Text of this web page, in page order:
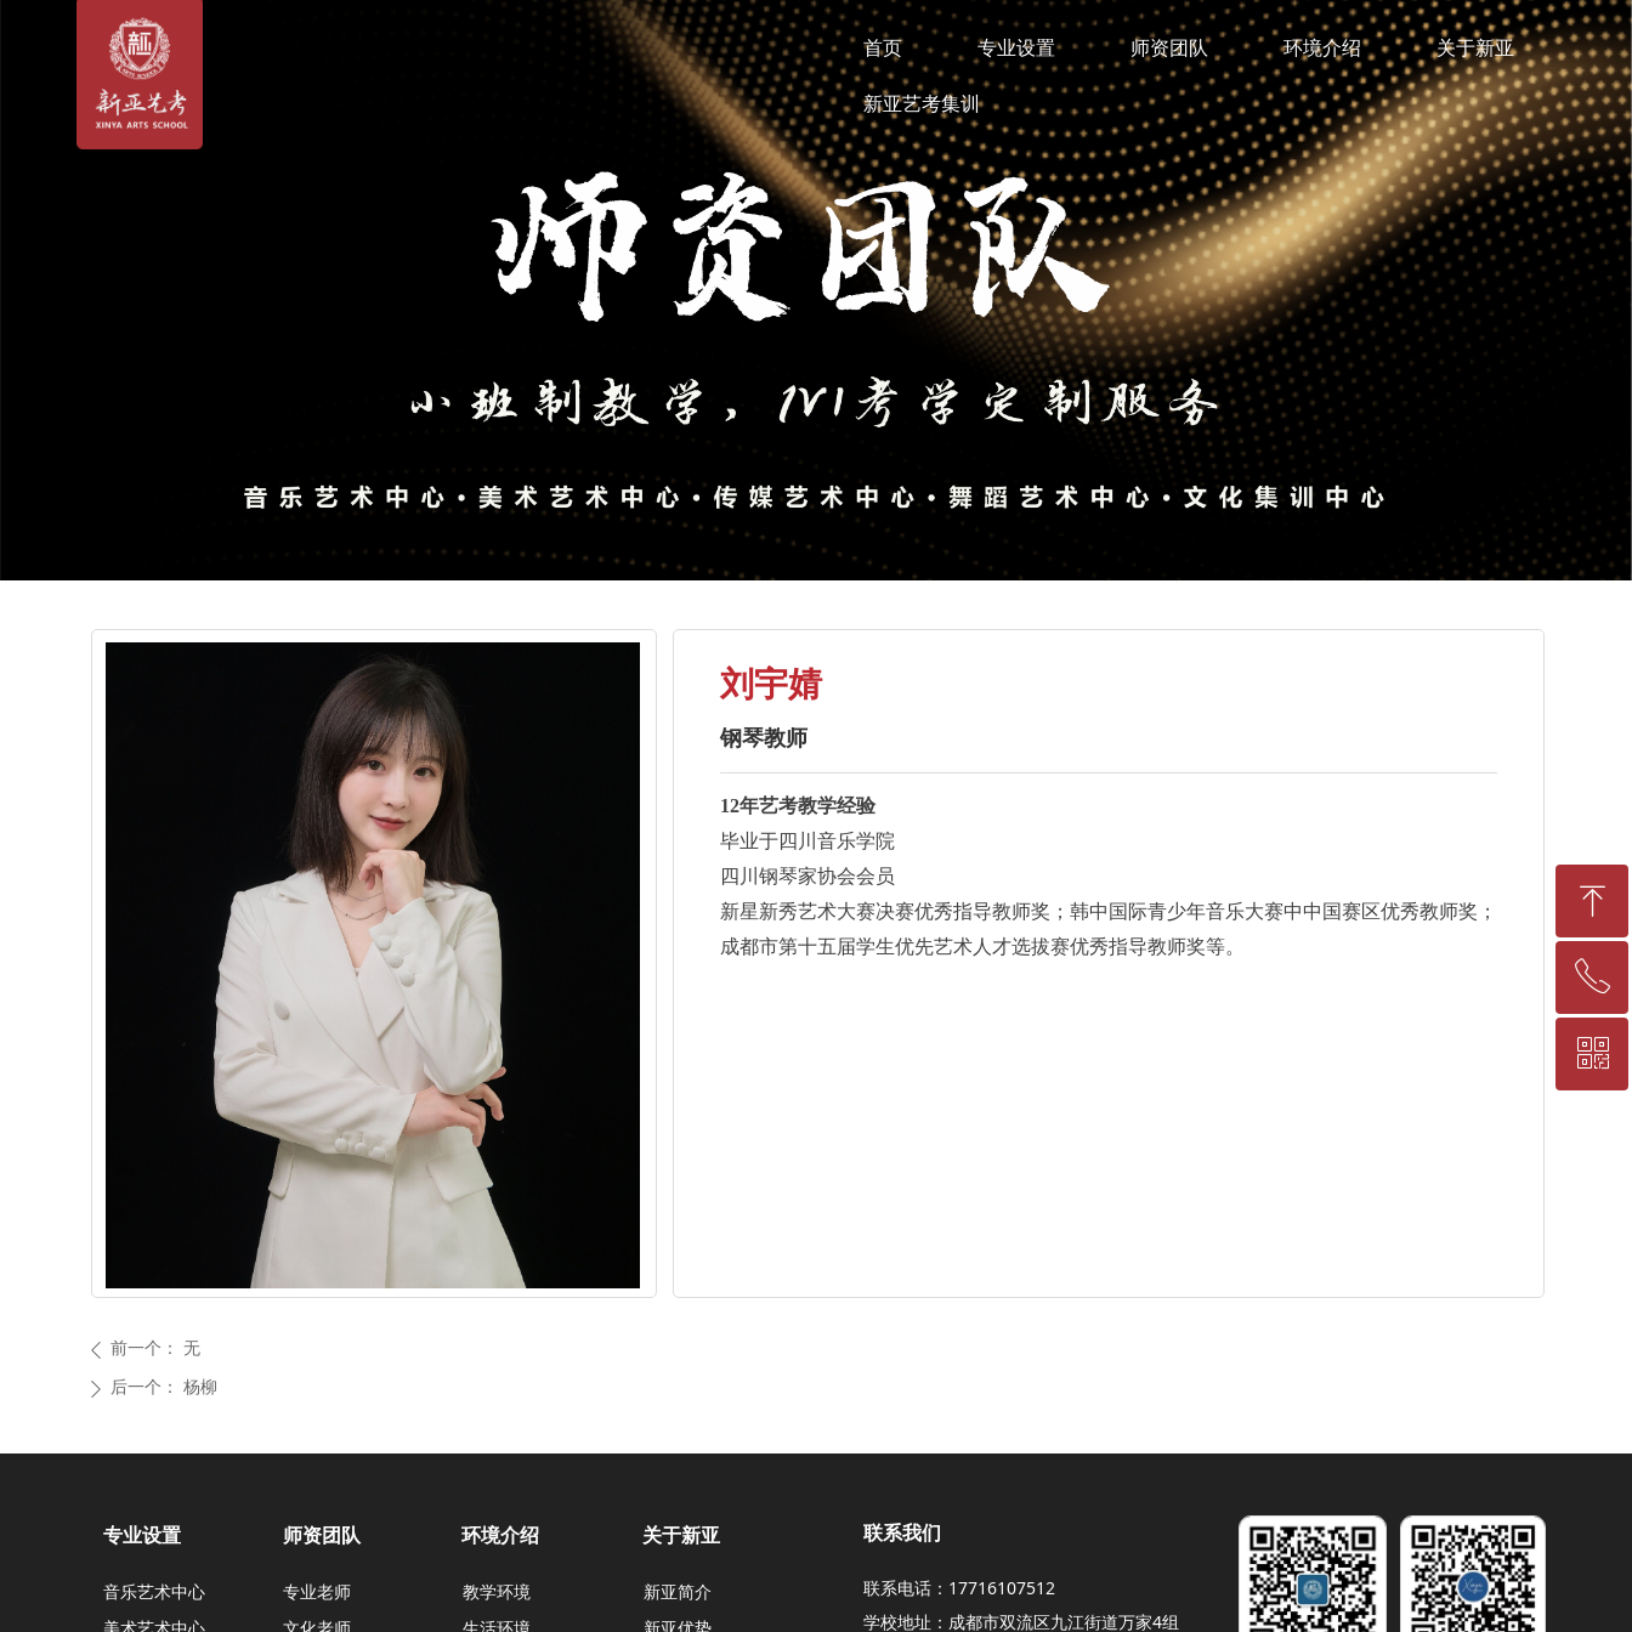
首页 专业设置 师资团队 环境介绍 关于新亚
新亚艺考集训
刘宇婧
钢琴教师
12年艺考教学经验
毕业于四川音乐学院
四川钢琴家协会会员
新星新秀艺术大赛决赛优秀指导教师奖；韩中国际青少年音乐大赛中中国赛区优秀教师奖；
成都市第十五届学生优先艺术人才选拔赛优秀指导教师奖等。
ꄴ 前一个： 无
ꄲ 后一个： 杨柳
专业设置
音乐艺术中心
新亚简介
关于新亚
师资团队
专业老师
环境介绍
教学环境
联系我们
联系电话：17716107512
学校地址：成都市双流区九江街道万家4组
ꁸ
回到顶部
ꂅ
17716107512
ꀥ